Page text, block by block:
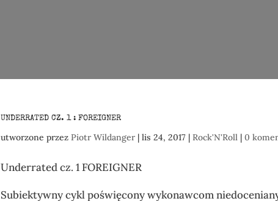
UNDERRATED CZ. 1 : FOREIGNER
utworzone przezPiotr Wildanger |lis 24, 2017 |Rock'N'Roll |0
Underrated cz. 1 FOREIGNER
Subiektywny cykl poświęcony wykonawcom